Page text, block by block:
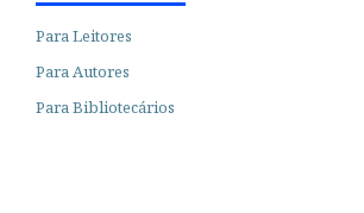
Para Leitores
Para Autores
Para Bibliotecários